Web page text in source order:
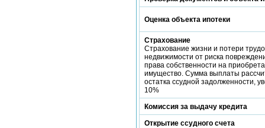
Оценка объекта ипотеки
Страхование
Страхование жизни и потери
недвижимости от риска
права собственности на
имущество. Сумма выплаты
остатка ссудной задолженности,
10%
Комиссия за выдачу кредита
Открытие ссудного счета